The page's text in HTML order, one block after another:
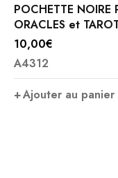
POCHETTE NOIRE
ORACLES et
10,00€
A4312
Ajouter au panier